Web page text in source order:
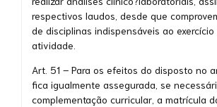
respectivos laudos, desde que
de disciplinas indispensáveis ao exercício
atividade.
Art. 51 – Para os efeitos do disposto no
fica igualmente assegurada, se
complementação curricular, a matrícula